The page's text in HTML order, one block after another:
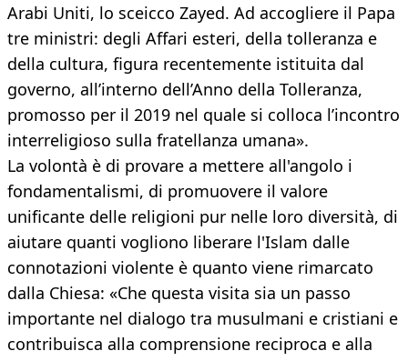
Arabi Uniti, lo sceicco Zayed. Ad accogliere il Papa
tre ministri: degli Affari esteri, della tolleranza e
della cultura, figura recentemente istituita dal
governo, all’interno dell’Anno della Tolleranza,
promosso per il 2019 nel quale si colloca l’incontro
interreligioso sulla fratellanza umana».
La volontà è di provare a mettere all'angolo i
fondamentalismi, di promuovere il valore
unificante delle religioni pur nelle loro diversità, di
aiutare quanti vogliono liberare l'Islam dalle
connotazioni violente è quanto viene rimarcato
dalla Chiesa: «Che questa visita sia un passo
importante nel dialogo tra musulmani e cristiani e
contribuisca alla comprensione reciproca e alla